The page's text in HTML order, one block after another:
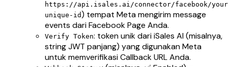
https://api.isales.ai/connector/facebook/
unique-id) tempat Meta mengirim message
events dari Facebook Page Anda.
Verify Token: token unik dari iSales AI (misalnya,
string JWT panjang) yang digunakan Meta
untuk memverifikasi Callback URL Anda.